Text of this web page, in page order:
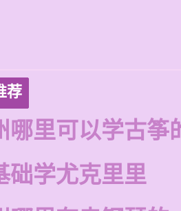
荐
哪里可以学古筝
础学尤克里里